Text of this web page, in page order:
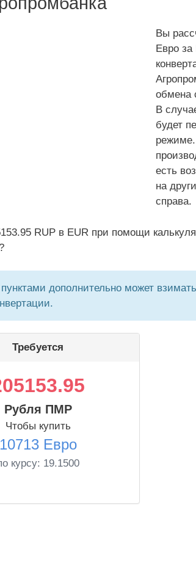
Вы
Евро
обмена
В
будет
есть
на
справа.
RUP в EUR при помощи
дополнительно может
Требуется
Рубля ПМР
Чтобы купить
10713 Евро
курсу: 19.1500